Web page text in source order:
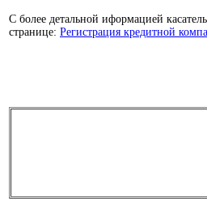
С более детальной иформацией
странице: Регистрация кредитной